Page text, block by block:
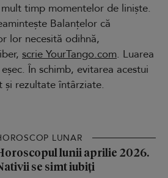
timp momentelor de liniște.
Balanțelor că
lor necesită odihnă,
scrie YourTango.com. Luarea
În schimb, evitarea acestui
rezultate întârziate.
LUNAR
lunii aprilie 2026.
se simt iubiți